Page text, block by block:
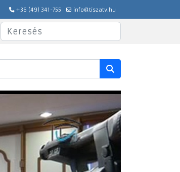
+36 (49) 341-755 info@tiszatv.hu
Keresés